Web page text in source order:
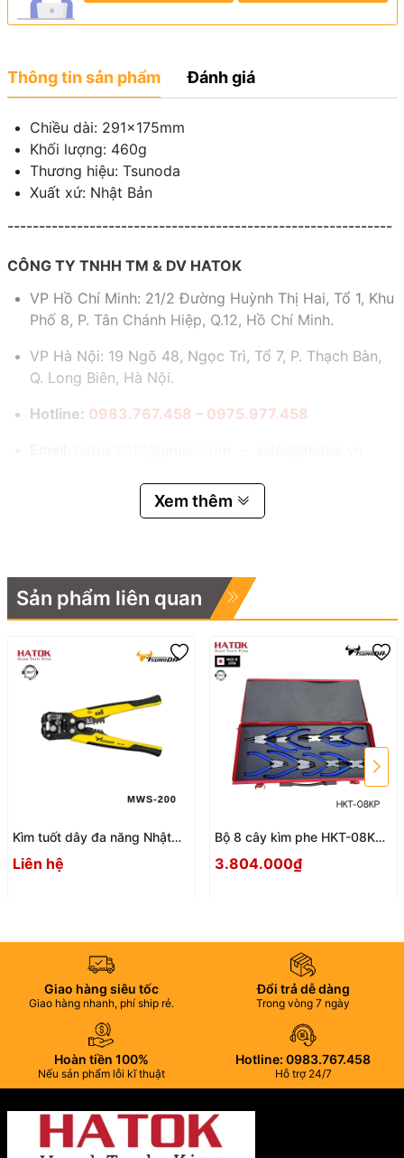
Thông tin sản phẩm Đánh giá
Chiều dài: 291x175mm
Khối lượng: 460g
Thương hiệu: Tsunoda
Xuất xứ: Nhật Bản
-------------------------------------------------------------
CÔNG TY TNHH TM & DV HATOK
VP Hồ Chí Minh: 21/2 Đường Huỳnh Thị Hai, Tổ 1, Khu
Phố 8, P. Tân Chánh Hiệp, Q.12, Hồ Chí Minh.
VP Hà Nội: 19 Ngõ 48, Ngọc Trì, Tổ 7, P. Thạch Bàn,
Q. Long Biên, Hà Nội.
Hotline: 0983.767.458 – 0975.977.458
Xem thêm
Sản phẩm liên quan
Kìm tuốt dây đa năng Nhật
Bản Tsunoda MWS-200
Liên hệ
Bộ 8 cây kìm phe HKT-08KP
3.804.000₫
Giao hàng siêu tốc
Giao hàng nhanh, phí ship rẻ.
Đổi trả dễ dàng
Trong vòng 7 ngày
Hoàn tiền 100%
Nếu sản phẩm lỗi kĩ thuật
Hotline: 0983.767.458
Hỗ trợ 24/7